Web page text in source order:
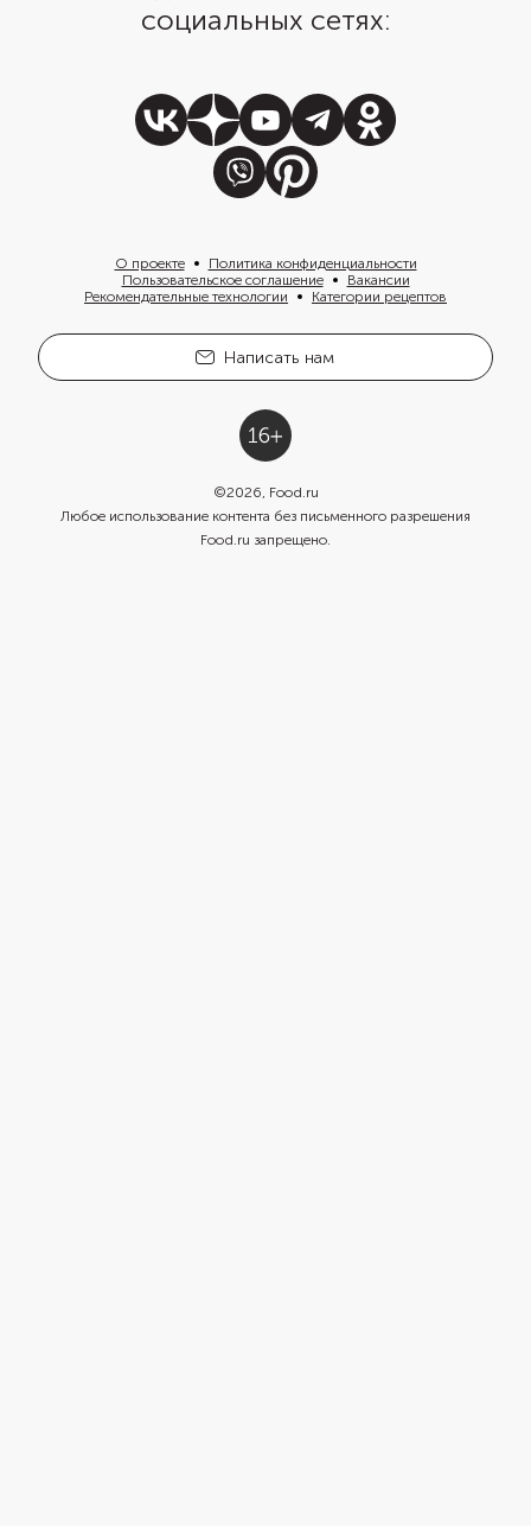
социальных сетях:
О проекте
Политика конфиденциальности
Пользовательское соглашение
Вакансии
Рекомендательные технологии
Категории рецептов
Написать нам
©2026, Food.ru
Любое использование контента без письменного разрешения
Food.ru запрещено.